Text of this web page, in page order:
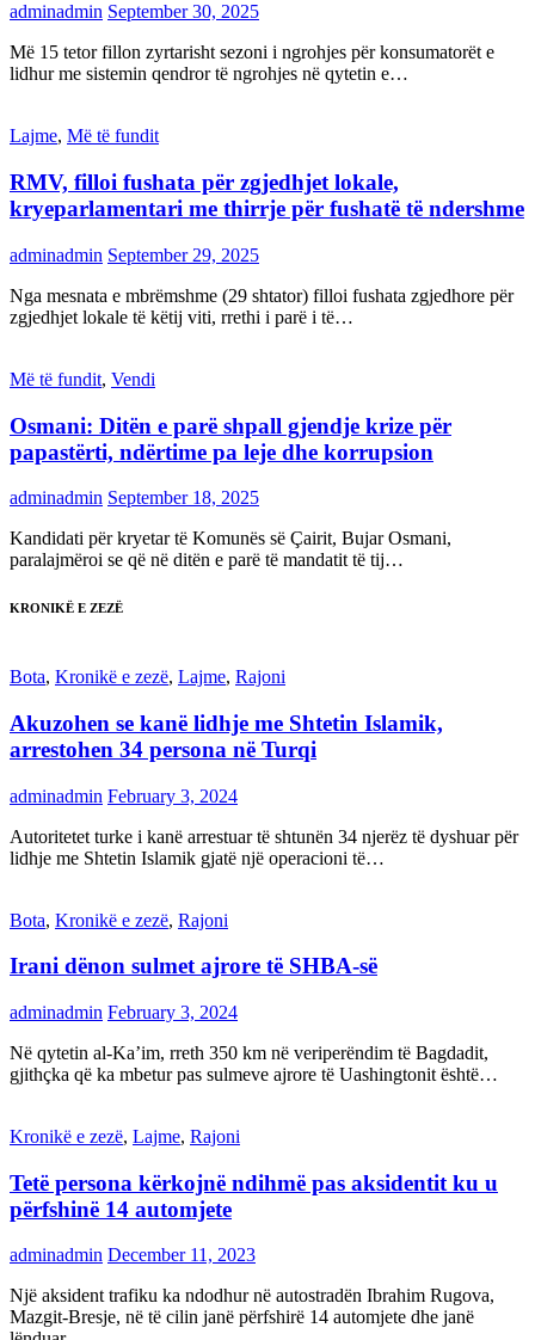
adminadmin September 30, 2025
Më 15 tetor fillon zyrtarisht sezoni i ngrohjes për konsumatorët e
lidhur me sistemin qendror të ngrohjes në qytetin e…
Lajme, Më të fundit
RMV, filloi fushata për zgjedhjet lokale,
kryeparlamentari me thirrje për fushatë të ndershme
adminadmin September 29, 2025
Nga mesnata e mbrëmshme (29 shtator) filloi fushata zgjedhore për
zgjedhjet lokale të këtij viti, rrethi i parë i të…
Më të fundit, Vendi
Osmani: Ditën e parë shpall gjendje krize për
papastërti, ndërtime pa leje dhe korrupsion
adminadmin September 18, 2025
Kandidati për kryetar të Komunës së Çairit, Bujar Osmani,
paralajmëroi se që në ditën e parë të mandatit të tij…
KRONIKË E ZEZË
Bota, Kronikë e zezë, Lajme, Rajoni
Akuzohen se kanë lidhje me Shtetin Islamik,
arrestohen 34 persona në Turqi
adminadmin February 3, 2024
Autoritetet turke i kanë arrestuar të shtunën 34 njerëz të dyshuar për
lidhje me Shtetin Islamik gjatë një operacioni të…
Bota, Kronikë e zezë, Rajoni
Irani dënon sulmet ajrore të SHBA-së
adminadmin February 3, 2024
Në qytetin al-Ka’im, rreth 350 km në veriperëndim të Bagdadit,
gjithçka që ka mbetur pas sulmeve ajrore të Uashingtonit është…
Kronikë e zezë, Lajme, Rajoni
Tetë persona kërkojnë ndihmë pas aksidentit ku u
përfshinë 14 automjete
adminadmin December 11, 2023
Një aksident trafiku ka ndodhur në autostradën Ibrahim Rugova,
Mazgit-Bresje, në të cilin janë përfshirë 14 automjete dhe janë